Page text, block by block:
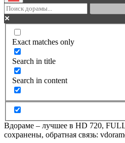
Exact matches only
Search in title
Search in content
Вдораме – лучшее в HD 720,
сохранены, обратная связь: